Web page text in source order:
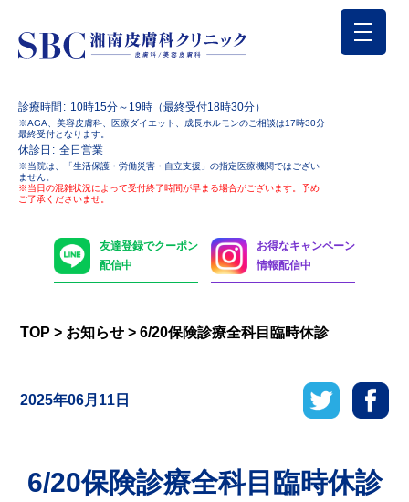
診療時間 10時15分～19時（最終受付18時30分）
※AGA、美容皮膚科、医療ダイエット、成長ホルモンのご相談は17時30分
最終受付となります。
休診日 全日営業
※当院は、「生活保護・労働災害・自立支援」の指定医療機関ではござい
ません。
※当日の混雑状況によって受付終了時間が早まる場合がございます。予め
ご了承くださいませ。
友達登録でクーポン
配信中
お得なキャンペーン
情報配信中
TOP > お知らせ >6/20保険診療全科目臨時休診
2025年06月11日
6/20保険診療全科目臨時休診